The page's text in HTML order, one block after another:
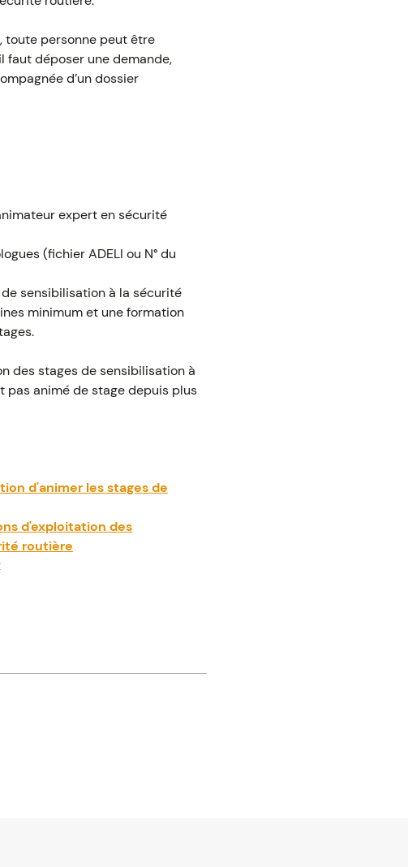
toute personne peut être
faut déposer une demande,
d’un dossier
expert en sécurité
(fichier ADELI ou N° du
sensibilisation à la sécurité
minimum et une formation
des stages de sensibilisation à
pas animé de stage depuis plus
d'animer les stages de
d'exploitation des
routière